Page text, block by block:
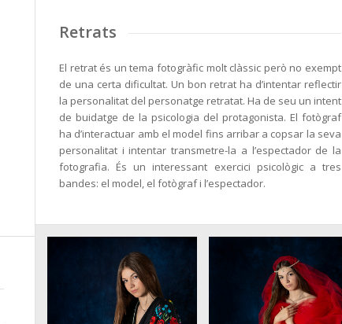
Retrats
El retrat és un tema fotogràfic molt clàssic però no exempt
de una certa dificultat. Un bon retrat ha d’intentar reflectir
la personalitat del personatge retratat. Ha de seu un intent
de buidatge de la psicologia del protagonista. El fotògraf
ha d’interactuar amb el model fins arribar a copsar la seva
personalitat i intentar transmetre-la a l’espectador de la
fotografia. És un interessant exercici psicològic a tres
bandes: el model, el fotògraf i l’espectador.